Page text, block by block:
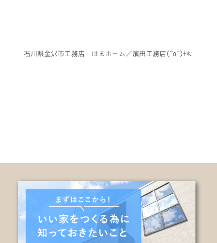
石川県金沢市工務店 はまホーム／濱田工務店(^o^)+*.